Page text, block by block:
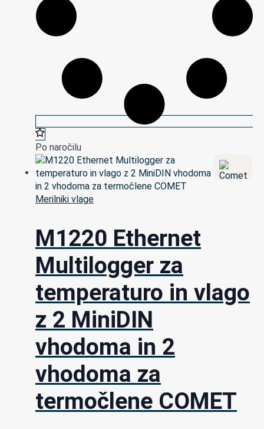
Po naročilu
Merilniki vlage
M1220 Ethernet
Multilogger za
temperaturo in vlago
z 2 MiniDIN
vhodoma in 2
vhodoma za
termočlene COMET